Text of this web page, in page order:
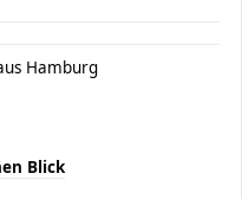
Hamburg
Blick